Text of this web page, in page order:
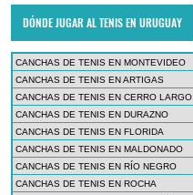
DÓNDE JUGAR AL TENIS EN URUGUAY
CANCHAS DE TENIS EN MONTEVIDEO
CANCHAS DE TENIS EN ARTIGAS
CANCHAS DE TENIS EN CERRO LARGO
CANCHAS DE TENIS EN DURAZNO
CANCHAS DE TENIS EN FLORIDA
CANCHAS DE TENIS EN MALDONADO
CANCHAS DE TENIS EN RÍO NEGRO
CANCHAS DE TENIS EN ROCHA